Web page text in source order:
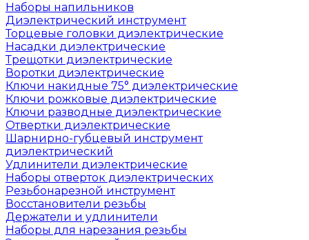
Наборы напильников
Диэлектрический инструмент
Торцевые головки диэлектрические
Насадки диэлектрические
Трещотки диэлектрические
Воротки диэлектрические
Ключи накидные 75° диэлектрические
Ключи рожковые диэлектрические
Ключи разводные диэлектрические
Отвертки диэлектрические
Шарнирно-губцевый инструмент
диэлектрический
Удлинители диэлектрические
Наборы отверток диэлектрических
Резьбонарезной инструмент
Восстановители резьбы
Держатели и удлинители
Наборы для нарезания резьбы